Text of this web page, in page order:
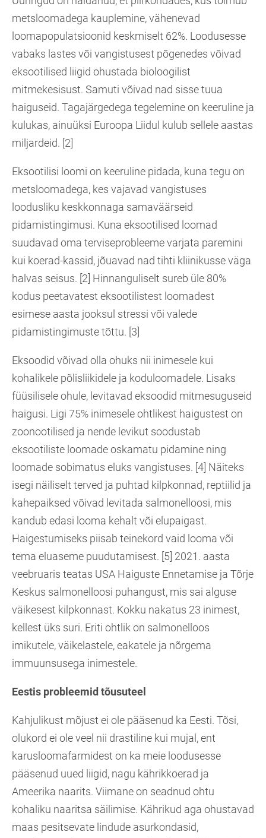
metsloomadega kauplemine, vähenevad
loomapopulatsioonid keskmiselt 62%. Loodusesse
vabaks lastes või vangistusest põgenedes võivad
eksootilised liigid ohustada bioloogilist
mitmekesisust. Samuti võivad nad sisse tuua
haiguseid. Tagajärgedega tegelemine on keeruline ja
kulukas, ainuüksi Euroopa Liidul kulub sellele aastas
miljardeid. [2]
Eksootilisi loomi on keeruline pidada, kuna tegu on
metsloomadega, kes vajavad vangistuses
loodusliku keskkonnaga samaväärseid
pidamistingimusi. Kuna eksootilised loomad
suudavad oma terviseprobleeme varjata paremini
kui koerad-kassid, jõuavad nad tihti kliinikusse väga
halvas seisus. [2] Hinnanguliselt sureb üle 80%
kodus peetavatest eksootilistest loomadest
esimese aasta jooksul stressi või valede
pidamistingimuste tõttu. [3]
Eksoodid võivad olla ohuks nii inimesele kui
kohalikele põlisliikidele ja koduloomadele. Lisaks
füüsilisele ohule, levitavad eksoodid mitmesuguseid
haigusi. Ligi 75% inimesele ohtlikest haigustest on
zoonootilised ja nende levikut soodustab
eksootiliste loomade oskamatu pidamine ning
loomade sobimatus eluks vangistuses. [4] Näiteks
isegi näiliselt terved ja puhtad kilpkonnad, reptiilid ja
kahepaiksed võivad levitada salmonelloosi, mis
kandub edasi looma kehalt või elupaigast.
Haigestumiseks piisab teinekord vaid looma või
tema eluaseme puudutamisest. [5] 2021. aasta
veebruaris teatas USA Haiguste Ennetamise ja Tõrje
Keskus salmonelloosi puhangust, mis sai alguse
väikesest kilpkonnast. Kokku nakatus 23 inimest,
kellest üks suri. Eriti ohtlik on salmonelloos
imikutele, väikelastele, eakatele ja nõrgema
immuunsusega inimestele.
Eestis probleemid tõusuteel
Kahjulikust mõjust ei ole pääsenud ka Eesti. Tõsi,
olukord ei ole veel nii drastiline kui mujal, ent
karusloomafarmidest on ka meie loodusesse
pääsenud uued liigid, nagu kährikkoerad ja
Ameerika naarits. Viimane on seadnud ohtu
kohaliku naaritsa säilimise. Kährikud aga ohustavad
maas pesitsevate lindude asurkondasid,